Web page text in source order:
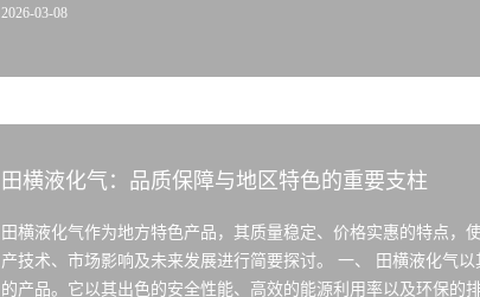
2026-03-08
田横液化气：品质保障与地区特色的重要支柱
田横液化气作为地方特色产品，其质量稳定、价格实惠的特点，
产技术、市场影响及未来发展进行简要探讨。 一、 田横液化气
的产品。它以其出色的安全性能、高效的能源利用率以及环保的